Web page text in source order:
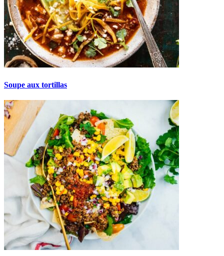
Soupe aux tortillas